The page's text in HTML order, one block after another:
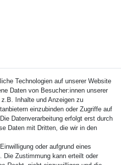
Technologien auf unserer Website
Daten von Besucher:innen unserer
Inhalte und Anzeigen zu
einzubinden oder Zugriffe auf
Datenverarbeitung erfolgt erst durch
Daten mit Dritten, die wir in den
oder aufgrund eines
Die Zustimmung kann erteilt oder